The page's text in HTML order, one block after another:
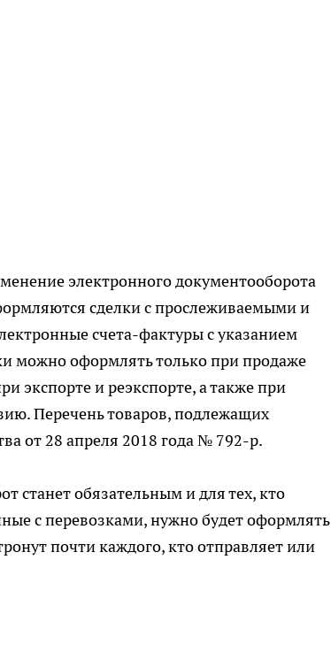
электронного документооборота
сделки с прослеживаемыми и
счета-фактуры с указанием
можно оформлять только при продаже
экспорте и реэкспорте, а также при
Перечень товаров, подлежащих
от 28 апреля 2018 года № 792-р.
станет обязательным и для тех, кто
с перевозками, нужно будет оформлять
почти каждого, кто отправляет или